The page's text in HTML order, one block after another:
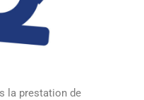
la prestation de